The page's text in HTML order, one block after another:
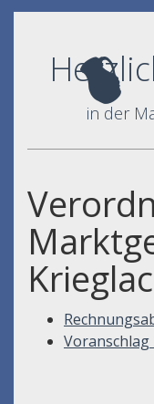
in der
Voranschlag